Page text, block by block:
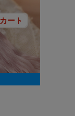
カート